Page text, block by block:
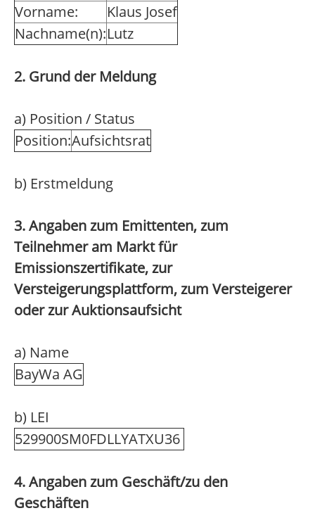
Vorname:
Klaus Josef
Nachname(n):Lutz
2. Grund der Meldung
a) Position / Status
Position:Aufsichtsrat
b) Erstmeldung
3. Angaben zum Emittenten, zum
Teilnehmer am Markt für
Emissionszertifikate, zur
Versteigerungsplattform, zum Versteigerer
oder zur Auktionsaufsicht
a) Name
BayWa AG
b) LEI
529900SM0FDLLYATXU36
4. Angaben zum Geschäft/zu den
Geschäften